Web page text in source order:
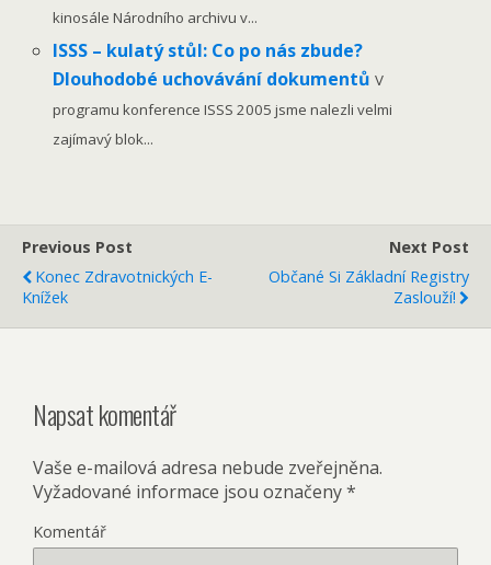
kinosále Národního archivu v...
ISSS – kulatý stůl: Co po nás zbude?
Dlouhodobé uchovávání dokumentůV
programu konference ISSS 2005 jsme nalezli velmi
zajímavý blok...
Previous Post
Konec Zdravotnických E-
Knížek
Next Post
Občané Si Základní Registry
Zaslouží!
Napsat komentář
Vaše e-mailová adresa nebude zveřejněna.
Vyžadované informace jsou označeny*
Komentář